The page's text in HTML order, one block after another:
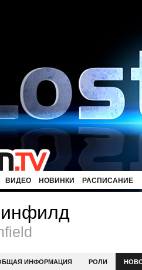
ВИДЕО НОВИНКИ РАСПИСАНИЕ
ИНФОРМАЦИЯ РОЛИ